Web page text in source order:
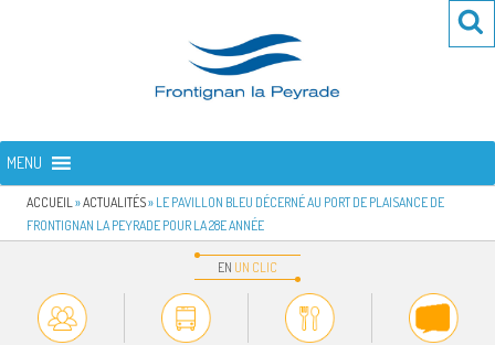
FRONTIGNAN LA PEYRADE
MENU
ACCUEIL »ACTUALITÉS» LE PAVILLON BLEU DÉCERNÉ AU PORT DE PLAISANCE DE
FRONTIGNAN LA PEYRADE POUR LA 28E ANNÉE
EN UN CLIC